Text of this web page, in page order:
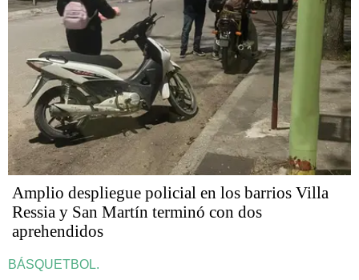
Amplio despliegue policial en los barrios Villa
Ressia y San Martín terminó con dos
aprehendidos
BÁSQUETBOL.